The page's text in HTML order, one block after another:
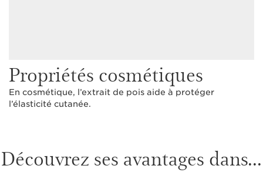
Propriétés cosmétiques
En cosmétique, l’extrait de pois aide à protéger
l’élasticité cutanée.
Découvrez ses avantages dans...